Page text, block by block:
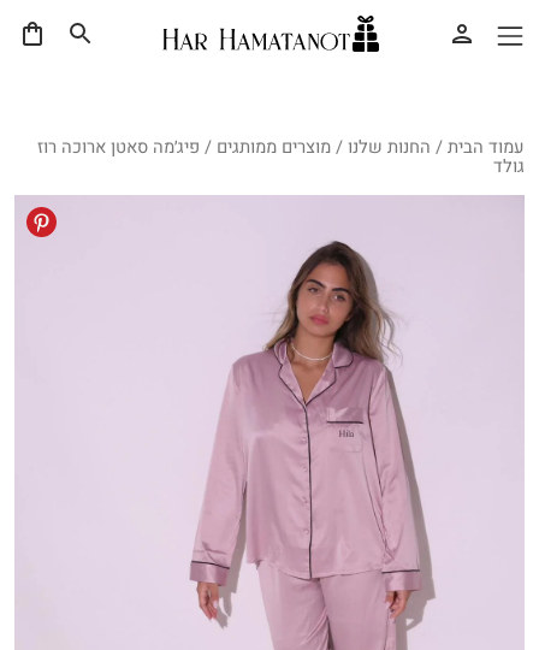
עמוד הבית/ החנות שלנו /מוצרים ממותגים / פיג׳מה סאטן ארוכה רוז
גולד